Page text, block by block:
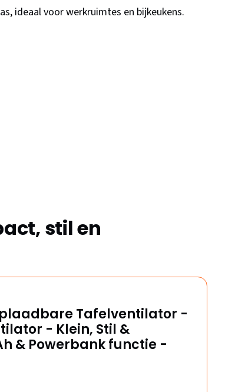
ideaal voor werkruimtes en bijkeukens.
stil en
Tafelventilator -
- Klein, Stil &
& Powerbank functie -